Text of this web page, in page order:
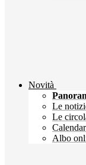
Novità
Le
Le
Albo